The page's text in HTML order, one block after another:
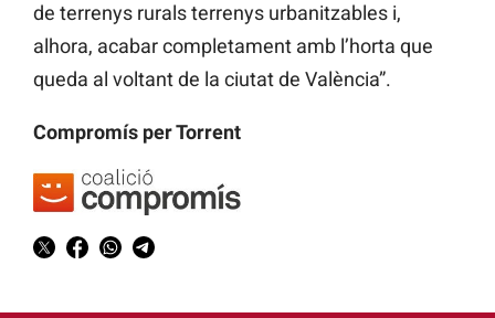
de terrenys rurals terrenys urbanitzables i,
alhora, acabar completament amb l’horta que
queda al voltant de la ciutat de València”.
Compromís per Torrent